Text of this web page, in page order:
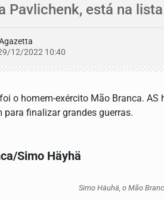
Pavlichenk, está na
12/2022 10:40
o homem-exército Mão Branca.
para finalizar grandes guerras.
Simo Häyhä
Simo Häuhä, o Mão